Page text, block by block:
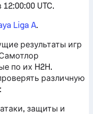
UTC.
Liga A.
результаты игр
по их H2H.
различную
защиты и